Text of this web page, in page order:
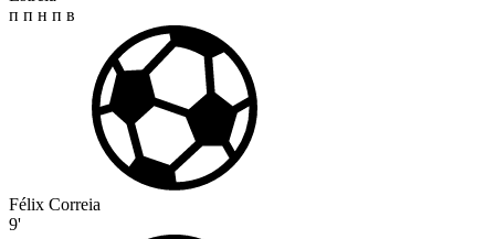
п п н п в
Félix Correia
9'